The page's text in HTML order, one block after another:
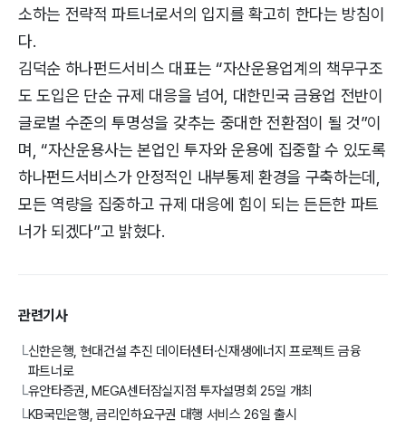
소하는 전략적 파트너로서의 입지를 확고히 한다는 방침이
다.
김덕순 하나펀드서비스 대표는 “자산운용업계의 책무구조
도 도입은 단순 규제 대응을 넘어, 대한민국 금융업 전반이
글로벌 수준의 투명성을 갖추는 중대한 전환점이 될 것”이
며, “자산운용사는 본업인 투자와 운용에 집중할 수 있도록
하나펀드서비스가 안정적인 내부통제 환경을 구축하는데,
모든 역량을 집중하고 규제 대응에 힘이 되는 든든한 파트
너가 되겠다”고 밝혔다.
관련기사
└신한은행, 현대건설 추진 데이터센터·신재생에너지 프로젝트 금융
파트너로
└유안타증권, MEGA센터잠실지점 투자설명회 25일 개최
└KB국민은행, 금리인하요구권 대행 서비스 26일 출시